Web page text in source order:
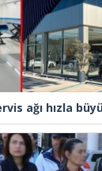
ağı hızla